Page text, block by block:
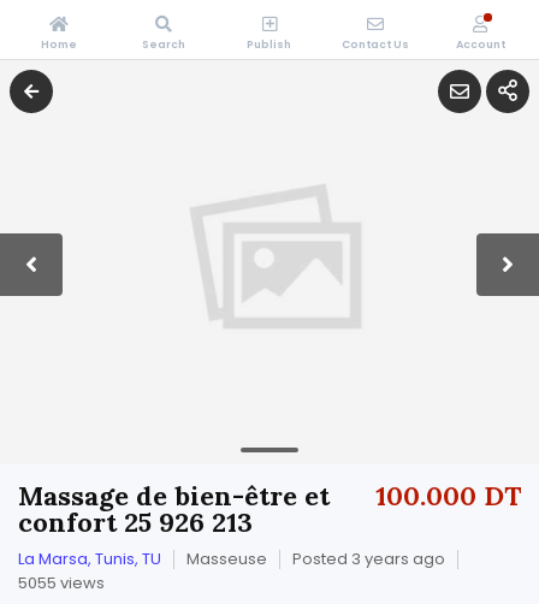
100.000 DT
Massage de bien-être et
confort 25 926 213
La Marsa, Tunis, TU Masseuse
Posted 3 years ago
5055 views
Home Search Publish Contact Us Account